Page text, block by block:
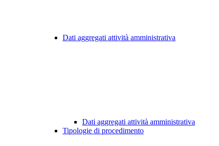
Dati aggregati attività amministrativa
Dati aggregati attività amministrativa
Tipologie di procedimento